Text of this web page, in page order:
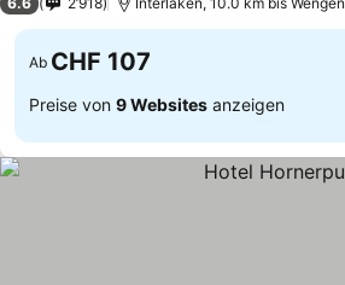
Ab CHF 107
Preise von 9 Websites anzeigen